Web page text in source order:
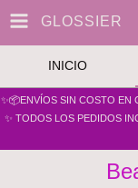
GLOSSIER
INICIO
✨📦ENVÍOS SIN COSTO EN
✨ TODOS LOS PEDIDOS